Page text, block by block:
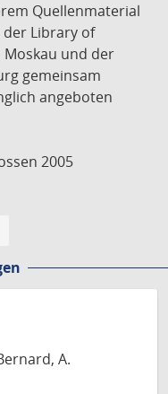
Quellenmaterial
Library of
Moskau und der
gemeinsam
angeboten
2005
A.